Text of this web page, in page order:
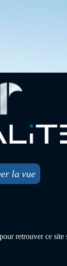
la vue
retrouver ce site